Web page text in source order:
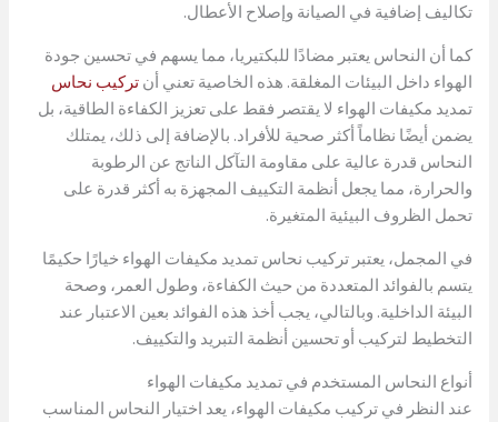
تكاليف إضافية في الصيانة وإصلاح الأعطال.
كما أن النحاس يعتبر مضادًا للبكتيريا، مما يسهم في تحسين جودة
الهواء داخل البيئات المغلقة. هذه الخاصية تعني أنتركيب نحاس
تمديد مكيفات الهواء لا يقتصر فقط على تعزيز الكفاءة الطاقية، بل
يضمن أيضًا نظاماً أكثر صحية للأفراد. بالإضافة إلى ذلك، يمتلك
النحاس قدرة عالية على مقاومة التآكل الناتج عن الرطوبة
والحرارة، مما يجعل أنظمة التكييف المجهزة به أكثر قدرة على
تحمل الظروف البيئية المتغيرة.
في المجمل، يعتبر تركيب نحاس تمديد مكيفات الهواء خيارًا حكيمًا
يتسم بالفوائد المتعددة من حيث الكفاءة، وطول العمر، وصحة
البيئة الداخلية. وبالتالي، يجب أخذ هذه الفوائد بعين الاعتبار عند
التخطيط لتركيب أو تحسين أنظمة التبريد والتكييف.
أنواع النحاس المستخدم في تمديد مكيفات الهواء
عند النظر في تركيب مكيفات الهواء، يعد اختيار النحاس المناسب